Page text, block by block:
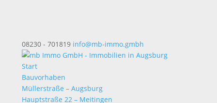
08230 - 701819 info@mb-immo.gmbh
Start
Bauvorhaben
Müllerstraße – Augsburg
Hauptstraße 22 – Meitingen